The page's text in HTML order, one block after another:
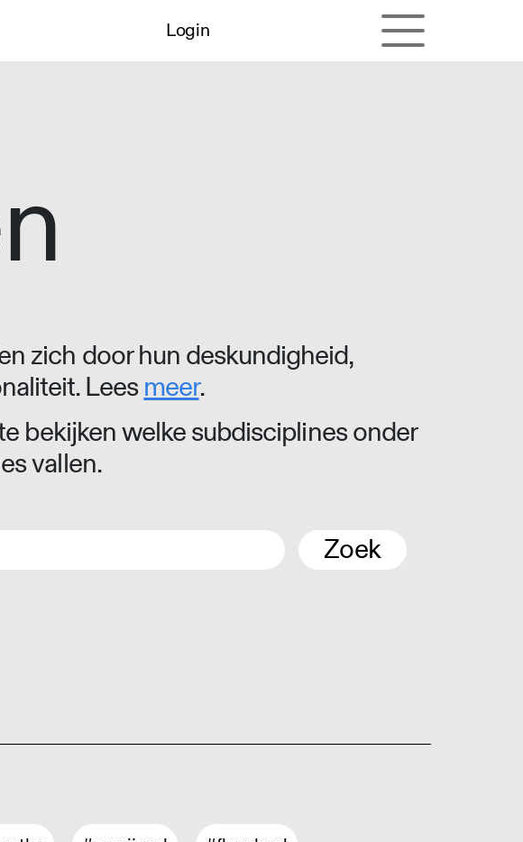
Login
zich door hun deskundigheid,
Leesmeer.
bekijken welke subdisciplines onder
vallen.
Zoek